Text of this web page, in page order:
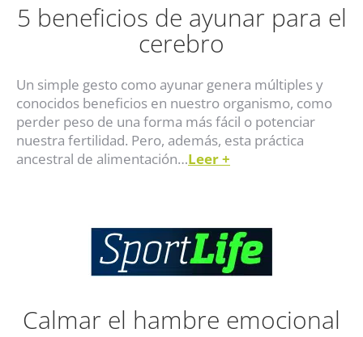
5 beneficios de ayunar para el
cerebro
Un simple gesto como ayunar genera múltiples y
conocidos beneficios en nuestro organismo, como
perder peso de una forma más fácil o potenciar
nuestra fertilidad. Pero, además, esta práctica
ancestral de alimentación…Leer+
Calmar el hambre emocional